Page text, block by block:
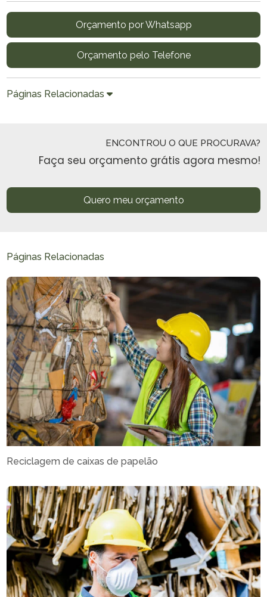
Orçamento por Whatsapp
Orçamento pelo Telefone
Páginas Relacionadas
ENCONTROU O QUE PROCURAVA?
Faça seu orçamento grátis agora mesmo!
Quero meu orçamento
Páginas Relacionadas
Reciclagem de caixas de papelão